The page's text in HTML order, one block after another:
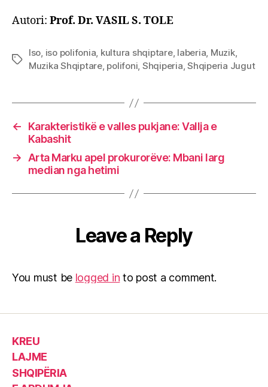
Autori: Prof. Dr. VASIL S. TOLE
Tags
Iso, iso polifonia, kultura shqiptare, laberia, Muzik,
Muzika Shqiptare, polifoni, Shqiperia,Shqiperia Jugut
←
Karakteristikë e valles pukjane: Vallja e
Kabashit
→ Arta Marku apel prokurorëve: Mbani larg
median nga hetimi
Leave a Reply
You must be logged in to post a comment.
KREU
LAJME
SHQIPËRIA